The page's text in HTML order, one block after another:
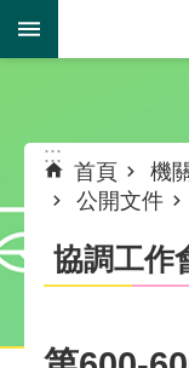
跳到主要內容區塊
:::
首頁 機
公開文件
協調工作